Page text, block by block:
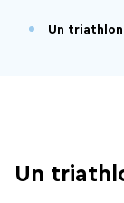
Un triathlon
Un